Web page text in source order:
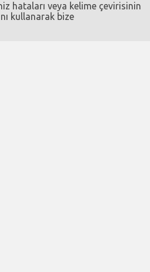
hataları veya kelime çevirisinin
kullanarak bize